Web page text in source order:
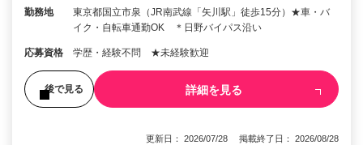
勤務地
東京都国立市泉（JR南武線「矢川駅」徒歩15分）★車・バ
イク・自転車通勤OK ＊日野バイパス沿い
応募資格 学歴・経験不問 ★未経験歓迎
後で見る 詳細を見る
更新日： 2026/07/28 掲載終了日： 2026/08/28